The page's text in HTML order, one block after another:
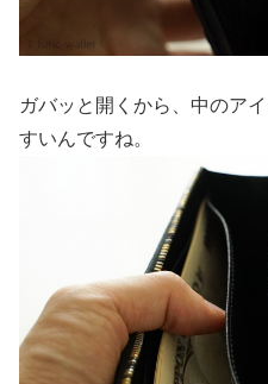
ガバッと開くから、中のア
すいんですね。